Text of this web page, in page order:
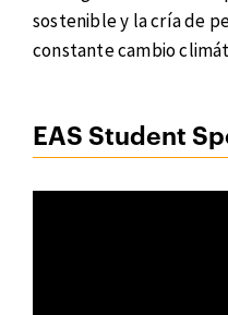
sostenible y la cría de
constante cambio
EAS Student